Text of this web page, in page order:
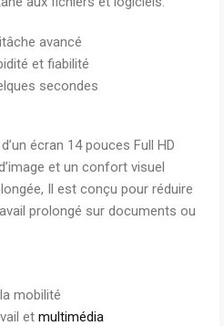
avancé
et fiabilité
secondes
écran 14 pouces Full HD
et un confort visuel
Il est conçu pour réduire
prolongé sur documents ou
mobilité
et multimédia